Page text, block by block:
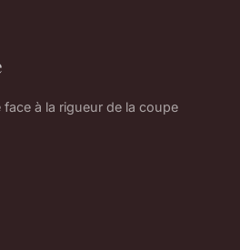
à la rigueur de la coupe